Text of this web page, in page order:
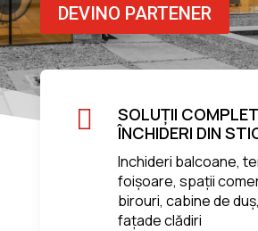
DEVINO PARTENER

SOLUȚII
ÎNCHIDERI DIN
Inchideri balcoane,
foișoare, spații
birouri, cabine de
fațade clădiri